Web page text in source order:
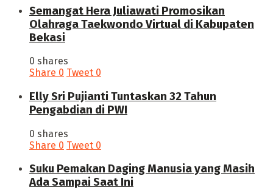
Semangat Hera Juliawati Promosikan
Olahraga Taekwondo Virtual di Kabupaten
Bekasi
0 shares
Share 0 Tweet 0
Elly Sri Pujianti Tuntaskan 32 Tahun
Pengabdian di PWI
0 shares
Share 0 Tweet 0
‎Suku Pemakan Daging Manusia yang Masih
Ada Sampai Saat Ini